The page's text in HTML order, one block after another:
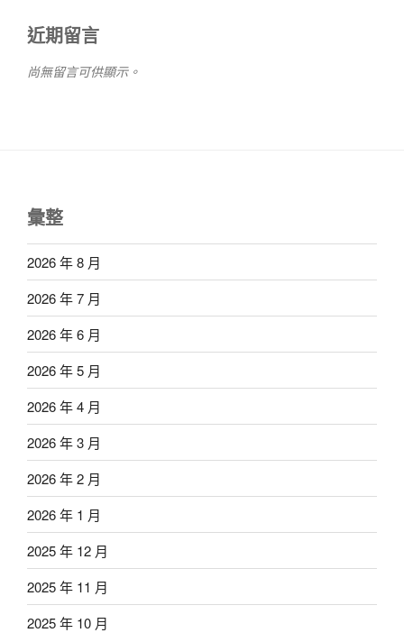
近期留言
尚無留言可供顯示。
彙整
2026 年 8 月
2026 年 7 月
2026 年 6 月
2026 年 5 月
2026 年 4 月
2026 年 3 月
2026 年 2 月
2026 年 1 月
2025 年 12 月
2025 年 11 月
2025 年 10 月